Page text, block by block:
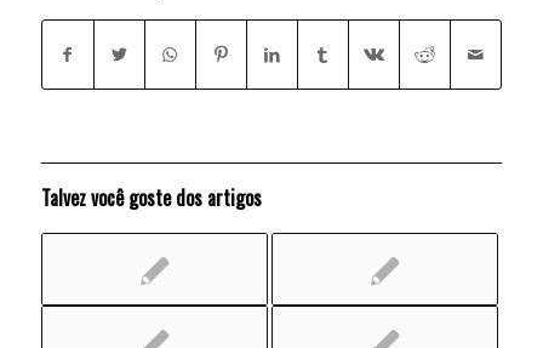
Talvez você goste dos artigos